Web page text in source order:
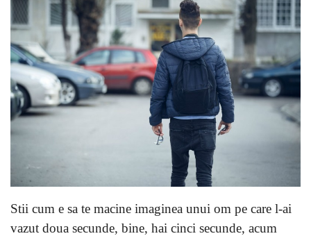
Stii cum e sa te macine imaginea unui om pe care l-ai
vazut doua secunde, bine, hai cinci secunde, acum